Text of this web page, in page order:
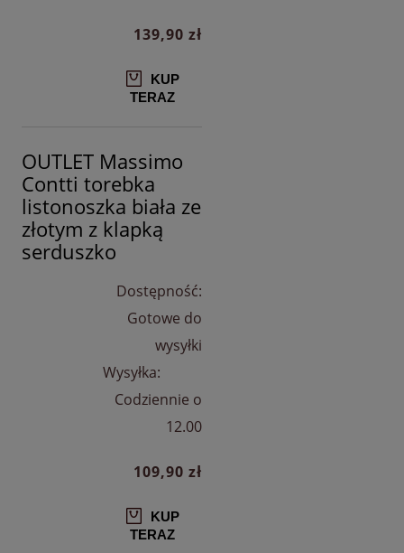
139,90 zł
KUP
TERAZ
OUTLET Massimo
Contti torebka
listonoszka biała ze
złotym z klapką
serduszko
Dostępność:
Gotowe do
wysyłki
Wysyłka:
Codziennie o
12.00
109,90 zł
KUP
TERAZ